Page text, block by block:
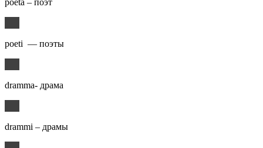
poeta – поэт
poeti — поэты
dramma- драма
drammi – драмы